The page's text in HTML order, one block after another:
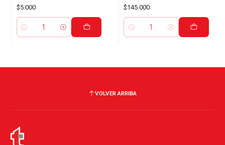
$5.000
Cantidad
$145.000
Cantidad
VOLVER ARRIBA